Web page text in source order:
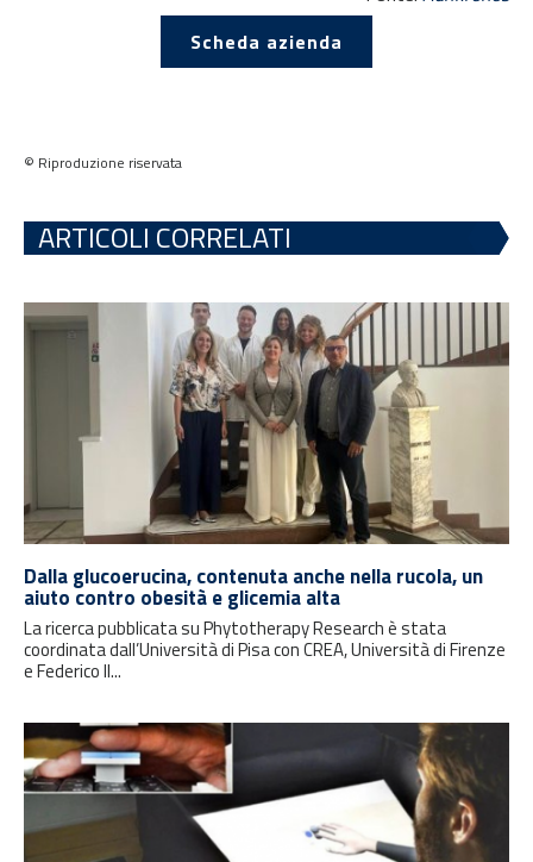
Scheda azienda
© Riproduzione riservata
ARTICOLI CORRELATI
Dalla glucoerucina, contenuta anche nella rucola, un
aiuto contro obesità e glicemia alta
La ricerca pubblicata su Phytotherapy Research è stata
coordinata dall’Università di Pisa con CREA, Università di Firenze
e Federico II...